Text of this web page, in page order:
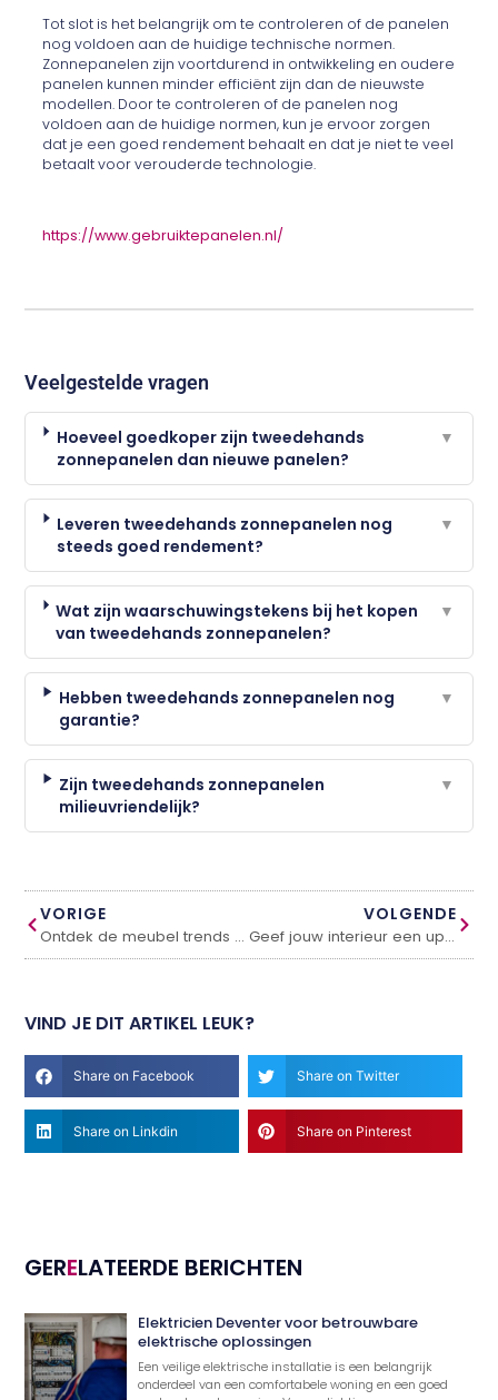
Tot slot is het belangrijk om te controleren of de panelen
nog voldoen aan de huidige technische normen.
Zonnepanelen zijn voortdurend in ontwikkeling en oudere
panelen kunnen minder efficiënt zijn dan de nieuwste
modellen. Door te controleren of de panelen nog
voldoen aan de huidige normen, kun je ervoor zorgen
dat je een goed rendement behaalt en dat je niet te veel
betaalt voor verouderde technologie.
https://www.gebruiktepanelen.nl/
Veelgestelde vragen
Hoeveel goedkoper zijn tweedehands
zonnepanelen dan nieuwe panelen?
▼
Leveren tweedehands zonnepanelen nog
steeds goed rendement?
▼
Wat zijn waarschuwingstekens bij het kopen
van tweedehands zonnepanelen?
▼
Hebben tweedehands zonnepanelen nog
garantie?
▼
Zijn tweedehands zonnepanelen
milieuvriendelijk?
▼
VORIGE
Ontdek de meubel trends van 2023
VOLGENDE
Geef jouw interieur een upgrade met industriële lampen
VIND JE DIT ARTIKEL LEUK?
Share on Facebook Share on Twitter
Share on Linkdin Share on Pinterest
GERELATEERDE BERICHTEN
Elektricien Deventer voor betrouwbare
elektrische oplossingen
Een veilige elektrische installatie is een belangrijk
onderdeel van een comfortabele woning en een goed